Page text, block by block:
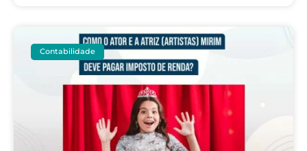
Contabilidade